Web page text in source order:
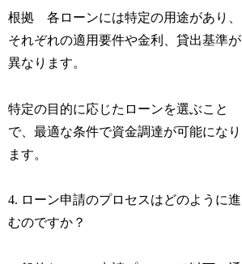
根拠 各ローンには特定の用途があり、
それぞれの適用要件や金利、貸出基準が
異なります。
特定の目的に応じたローンを選ぶこと
で、最適な条件で資金調達が可能になり
ます。
4. ローン申請のプロセスはどのように進
むのですか？